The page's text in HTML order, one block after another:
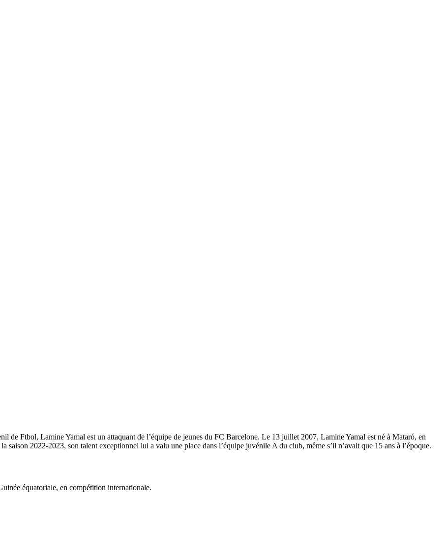
de Ftbol, Lamine Yamal est un attaquant de l’équipe de jeunes du FC Barcelone. Le 13 juillet 2007, Lamine Yamal est né à Mataró, en
saison 2022-2023, son talent exceptionnel lui a valu une place dans l’équipe juvénile A du club, même s’il n’avait que 15 ans à l’époque.
équatoriale, en compétition internationale.